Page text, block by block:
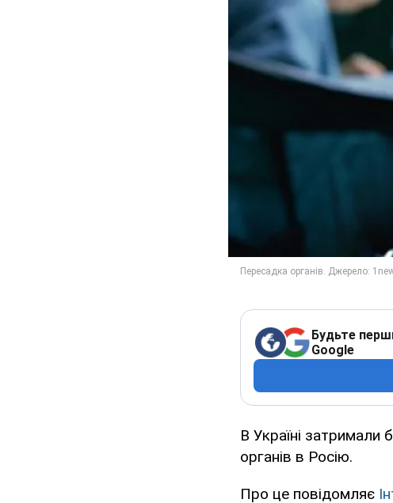
Будьте
Google
В Україні затримали
органів в Росію.
Про це повідомляє